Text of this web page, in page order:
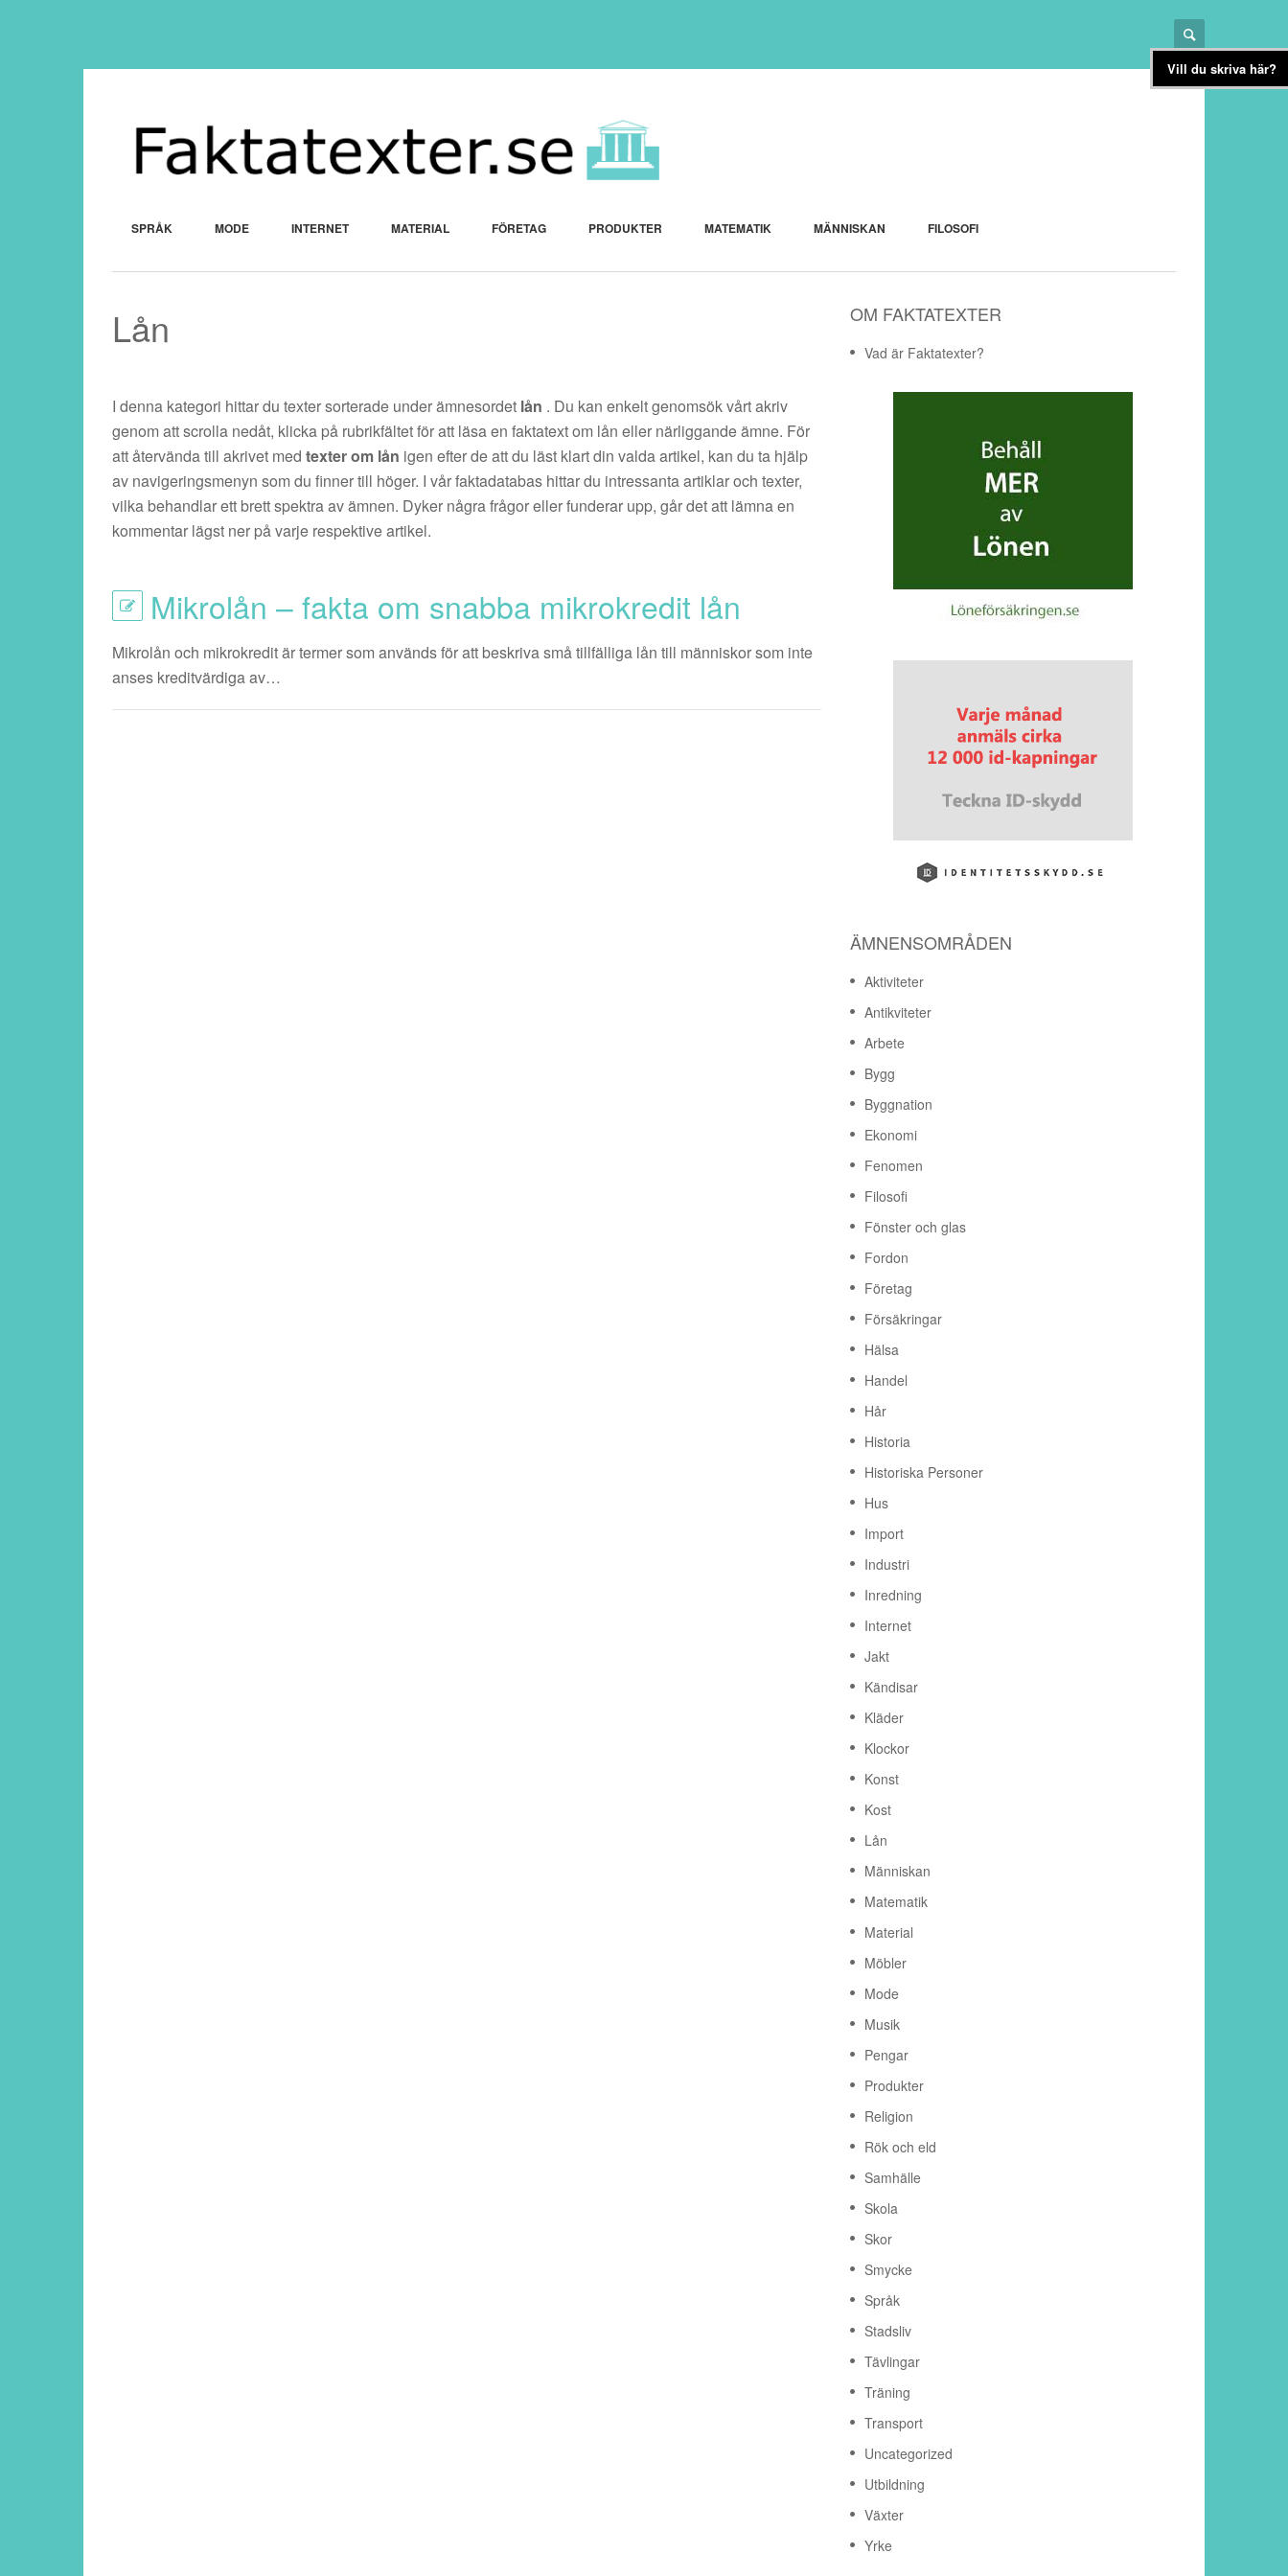
SPRÅK MODE INTERNET MATERIAL FÖRETAG PRODUKTER MATEMATIK MÄNNISKAN FILOSOFI
Lån
I denna kategori hittar du texter sorterade under ämnesordet lån . Du kan enkelt genomsök vårt akriv
genom att scrolla nedåt, klicka på rubrikfältet för att läsa en faktatext om lån eller närliggande ämne. För
att återvända till akrivet med texter om lån igen efter de att du läst klart din valda artikel, kan du ta hjälp
av navigeringsmenyn som du finner till höger. I vår faktadatabas hittar du intressanta artiklar och texter,
vilka behandlar ett brett spektra av ämnen. Dyker några frågor eller funderar upp, går det att lämna en
kommentar lägst ner på varje respektive artikel.
Mikrolån – fakta om snabba mikrokredit lån
Mikrolån och mikrokredit är termer som används för att beskriva små tillfälliga lån till människor som inte
anses kreditvärdiga av…
OM FAKTATEXTER
Vad är Faktatexter?
ÄMNENSOMRÅDEN
Aktiviteter
Antikviteter
Arbete
Bygg
Byggnation
Ekonomi
Fenomen
Filosofi
Fönster och glas
Fordon
Företag
Försäkringar
Hälsa
Handel
Hår
Historia
Historiska Personer
Hus
Import
Industri
Inredning
Internet
Jakt
Kändisar
Kläder
Klockor
Konst
Kost
Lån
Människan
Matematik
Material
Möbler
Mode
Musik
Pengar
Produkter
Religion
Rök och eld
Samhälle
Skola
Skor
Smycke
Språk
Stadsliv
Tävlingar
Träning
Transport
Uncategorized
Utbildning
Växter
Yrke
Vill du skriva här?